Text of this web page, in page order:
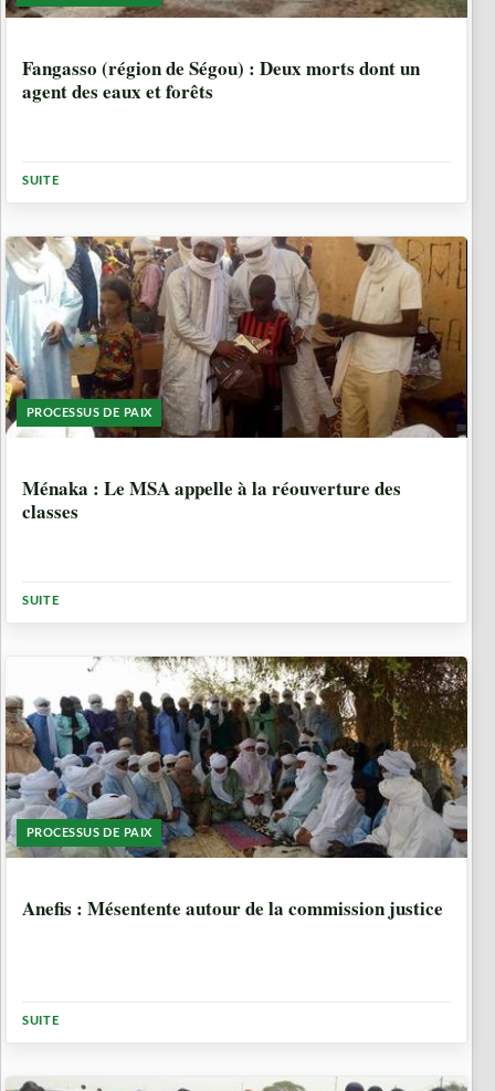
Fangasso (région de Ségou) : Deux morts dont un
agent des eaux et forêts
SUITE
PROCESSUS DE PAIX
Ménaka : Le MSA appelle à la réouverture des
classes
SUITE
PROCESSUS DE PAIX
Anefis : Mésentente autour de la commission justice
SUITE